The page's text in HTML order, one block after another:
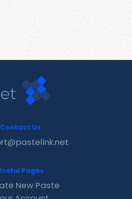
Contact Us
Pages
New Paste